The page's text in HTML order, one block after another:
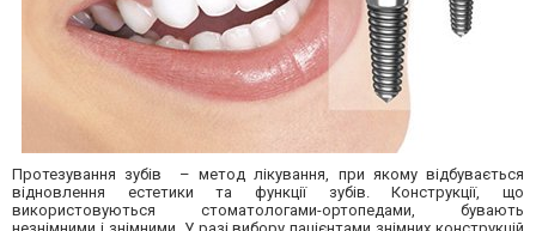
Протезування зубів – метод лікування, при якому відбувається
відновлення естетики та функції зубів. Конструкції, що
використовуються стоматологами-ортопедами, бувають